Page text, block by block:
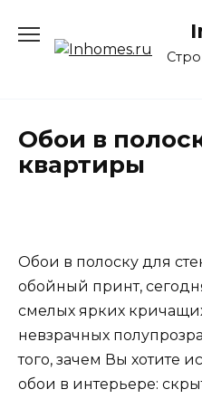
содержанию
Обои в
квартиры
Обои в полоску для
обойный принт,
смелых ярких
невзрачных
того, зачем Вы хотите
обои в интерьере: